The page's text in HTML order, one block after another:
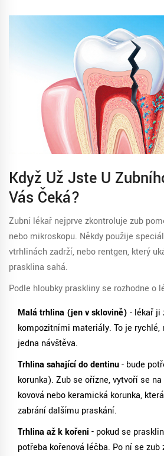
Když Už Jste U
Vás Čeká?
Zubní lékař nejprve zkontroluje zub
nebo mikroskopu. Někdy použije
vtrhlinách zadrží, nebo rentgen, který
prasklina sahá.
Podle hloubky praskliny se rozhodne o
Malá trhlina (jen v sklovině) - lékař ji
kompozitními materiály. To je
jedna návštěva.
Trhlina sahající do dentinu- bude
korunka). Zub se ořízne, vytvoří se
kovová nebo keramická korunka,
zabrání dalšímu praskání.
Trhlina až k kořeni - pokud se
potřeba kořenová léčba. Po ní se